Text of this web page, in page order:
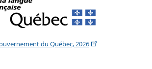
du Québec, 2026(Cet hyperlien